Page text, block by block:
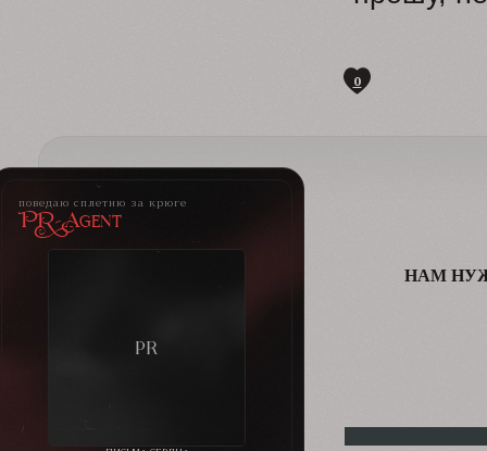
0
поведаю сплетню за крюге
PR-Agent
НАМ